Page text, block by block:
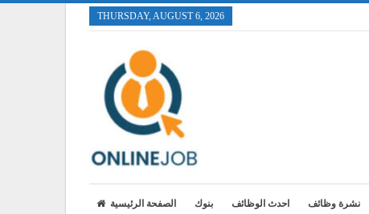
THURSDAY, AUGUST 6, 2026
الصفحة الرئيسية بنوك احدث الوظائف نشرة وظائف